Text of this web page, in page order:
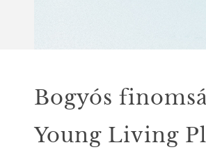
Bogyós
Young Living